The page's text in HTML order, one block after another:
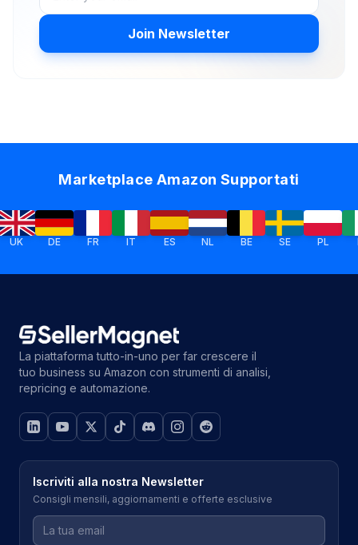
Join Newsletter
Marketplace Amazon Supportati
DE FR IT ES NL BE SE PL IE
La piattaforma tutto-in-uno per far crescere il
tuo business su Amazon con strumenti di analisi,
repricing e automazione.
Iscriviti alla nostra Newsletter
Consigli mensili, aggiornamenti e offerte esclusive